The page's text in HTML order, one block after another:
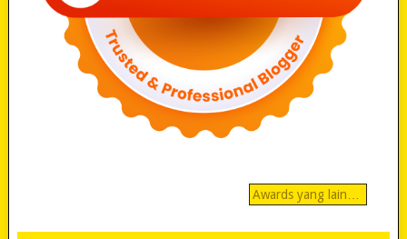
Awards yang lain…